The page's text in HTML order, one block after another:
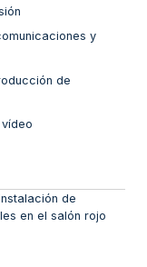
y
de
de
en el salón rojo